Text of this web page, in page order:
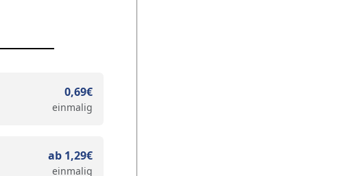
0,69€
einmalig
ab 1,29€
einmalig